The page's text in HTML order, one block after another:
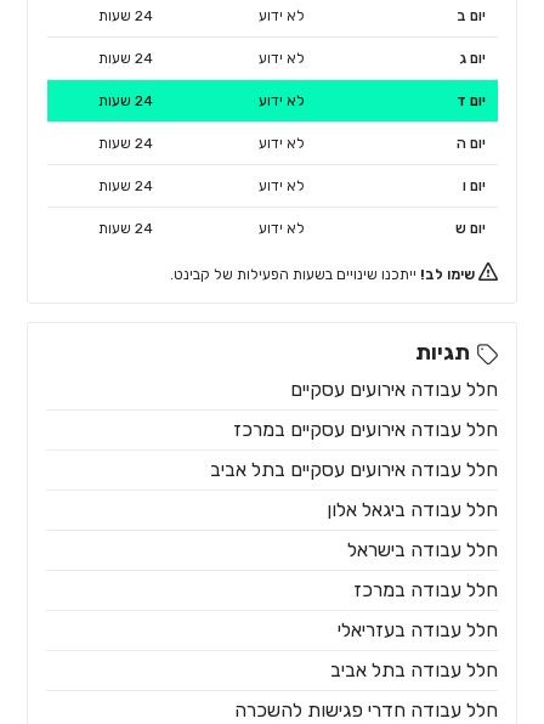
יום ב לא ידוע 24 שעות
יום ג לא ידוע 24 שעות
יום ד לא ידוע 24 שעות
יום ה לא ידוע 24 שעות
יום ו לא ידוע 24 שעות
יום ש לא ידוע 24 שעות
שימו לב! ייתכנו שינויים בשעות הפעילות של קבינט.
תגיות
חלל עבודה אירועים עסקיים
חלל עבודה אירועים עסקיים במרכז
חלל עבודה אירועים עסקיים בתל אביב
חלל עבודה ביגאל אלון
חלל עבודה בישראל
חלל עבודה במרכז
חלל עבודה בעזריאלי
חלל עבודה בתל אביב
חלל עבודה חדרי פגישות להשכרה